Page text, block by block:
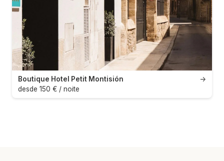
→
Boutique Hotel Petit Montisión
desde 150 € / noite